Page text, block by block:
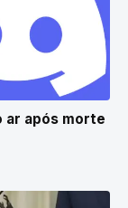
ar após morte